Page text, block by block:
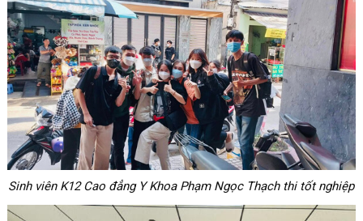
Sinh viên K12 Cao đẳng Y Khoa Phạm Ngọc Thạch thi tốt nghiệp